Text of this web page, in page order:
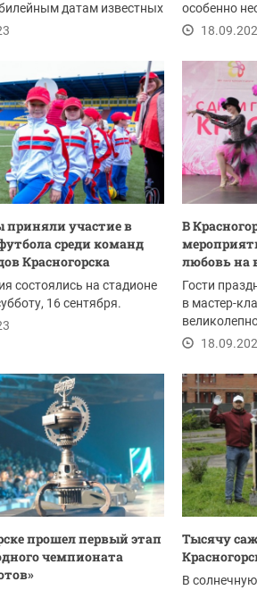
датам известных
особенно
шовный...
приняли участие в
среди команд
Красногорска
состоялись на стадионе
16 сентября.
В
любовь на
Гости
в мастер-
погулять по
прошел первый этап
чемпионата
Тысячу
В